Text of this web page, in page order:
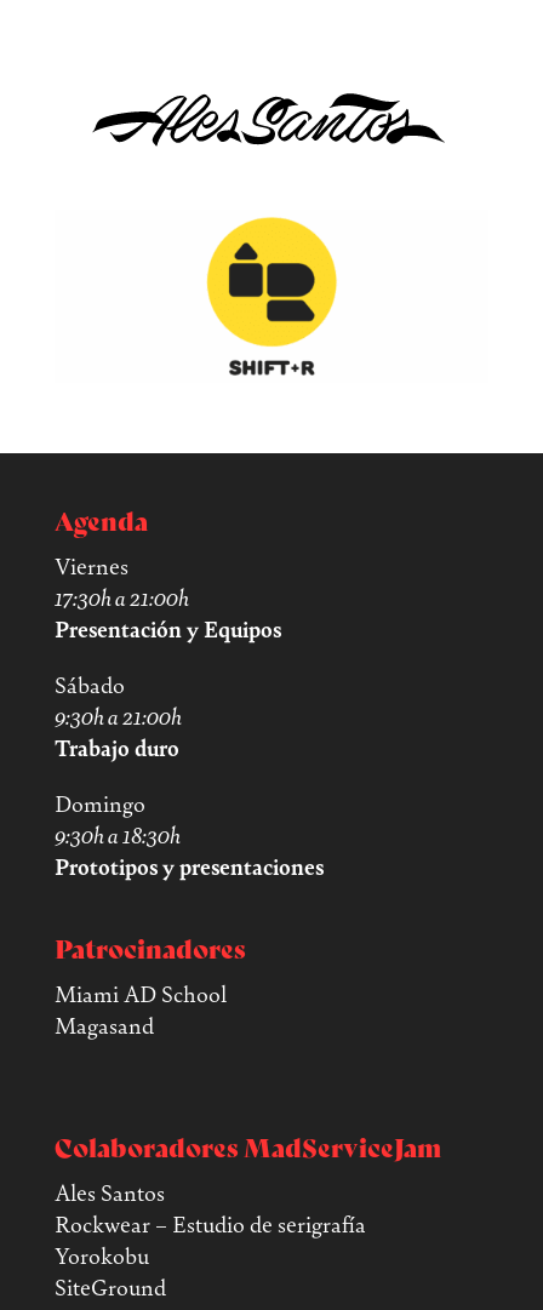
Agenda
Viernes
17:30h a 21:00h
Presentación y Equipos
Sábado
9:30h a 21:00h
Trabajo duro
Domingo
9:30h a 18:30h
Prototipos y presentaciones
Patrocinadores
Miami AD School
Magasand
Colaboradores MadServiceJam
Ales Santos
Rockwear – Estudio de serigrafía
Yorokobu
SiteGround